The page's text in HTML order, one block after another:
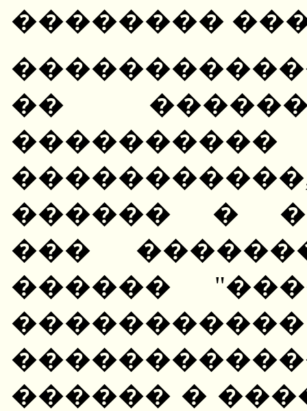
��������
��
������ �
���
������
������ �